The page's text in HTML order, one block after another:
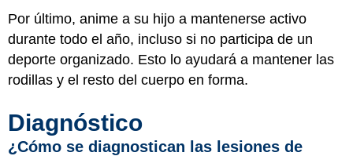
Por último, anime a su hijo a mantenerse activo
durante todo el año, incluso si no participa de un
deporte organizado. Esto lo ayudará a mantener las
rodillas y el resto del cuerpo en forma.
Diagnóstico
¿Cómo se diagnostican las lesiones de